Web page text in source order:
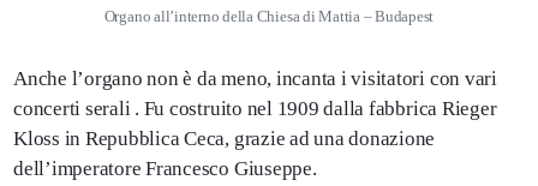
Organo all’interno della Chiesa di Mattia – Budapest
Anche l’organo non è da meno, incanta i visitatori con vari
concerti serali . Fu costruito nel 1909 dalla fabbrica Rieger
Kloss in Repubblica Ceca, grazie ad una donazione
dell’imperatore Francesco Giuseppe.